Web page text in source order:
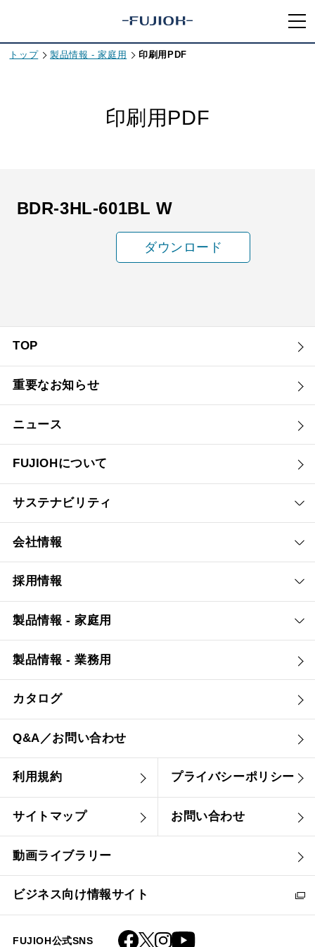
トップ 製品情報 - 家庭用 印刷用PDF
印刷用PDF
BDR-3HL-601BL W
ダウンロード
TOP
重要なお知らせ
ニュース
FUJIOHについて
サステナビリティ
会社情報
採用情報
製品情報 - 家庭用
製品情報 - 業務用
カタログ
Q&A／お問い合わせ
利用規約 プライバシーポリシー
サイトマップ お問い合わせ
動画ライブラリー
ビジネス向け情報サイト
FUJIOH公式SNS